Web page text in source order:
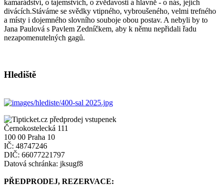
kamarádství, o tajemstvích, o zvědavosti a hlavně - o nás, jejích
divácích.Stáváme se svědky vtipného, vybroušeného, velmi trefného
a místy i dojemného slovního souboje obou postav. A nebyli by to
Jana Paulová s Pavlem Zedníčkem, aby k němu nepřidali řadu
nezapomenutelných gagů.
Hlediště
Černokostelecká 111
100 00 Praha 10
IČ: 48747246
DIČ: 66077221797
Datová schránka: jksugf8
PŘEDPRODEJ, REZERVACE: